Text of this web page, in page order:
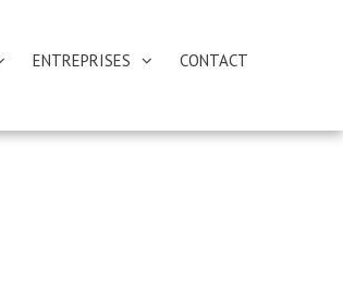
ENTREPRISES CONTACT